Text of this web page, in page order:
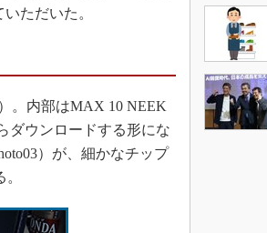
ただいた。
。内部はMAX 10 NEEK
ダウンロードする形にな
）が、細かなチップ